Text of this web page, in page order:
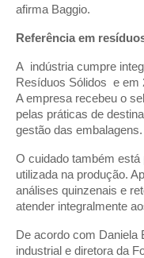
afirma Baggio.
Referência em
A indústria cumpre
Resíduos Sólidos e em
A empresa recebeu o
pelas práticas de
gestão das embalagens.
O cuidado também está
utilizada na produção.
análises quinzenais e
atender integralmente
De acordo com Daniela
industrial e diretora da